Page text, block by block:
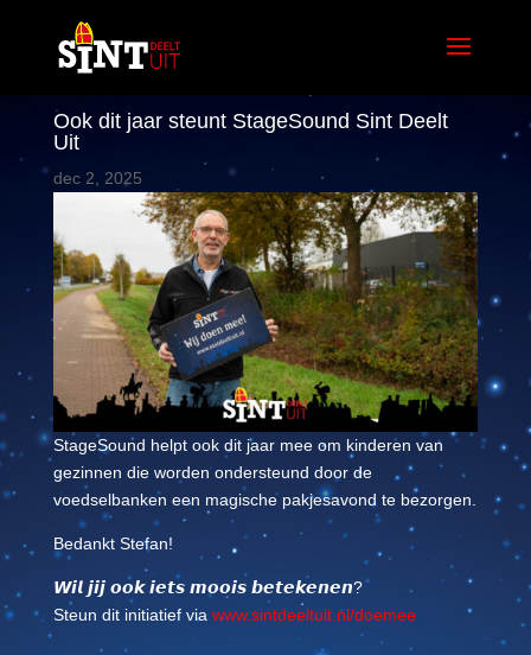
Ook dit jaar steunt StageSound Sint Deelt
Uit
dec 2, 2025
StageSound helpt ook dit jaar mee om kinderen van
gezinnen die worden ondersteund door de
voedselbanken een magische pakjesavond te bezorgen.
Bedankt Stefan!
𝙒𝙞𝙡 𝙟𝙞𝙟 𝙤𝙤𝙠 𝙞𝙚𝙩𝙨 𝙢𝙤𝙤𝙞𝙨 𝙗𝙚𝙩𝙚𝙠𝙚𝙣𝙚𝙣?
Steun dit initiatief via www.sintdeeltuit.nl/doemee